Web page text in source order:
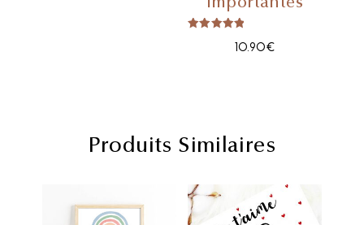
10.90€
Produits Similaires